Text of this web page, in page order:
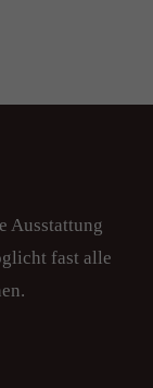
Ausstattung
fast alle